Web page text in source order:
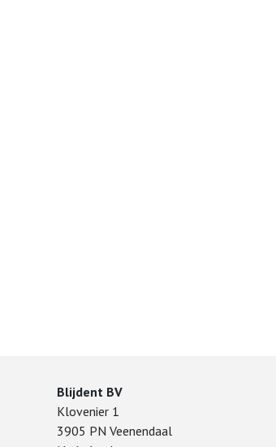
Blijdent BV
Klovenier 1
3905 PN Veenendaal